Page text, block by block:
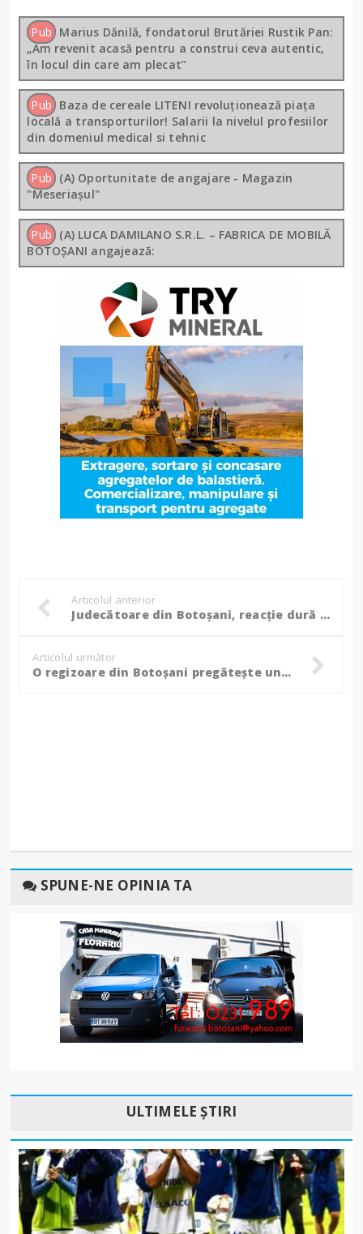
Pub Marius Dănilă, fondatorul Brutăriei Rustik Pan:
„Am revenit acasă pentru a construi ceva autentic,
în locul din care am plecat”
Pub Baza de cereale LITENI revoluționează piața
locală a transporturilor! Salarii la nivelul profesiilor
din domeniul medical si tehnic
Pub (A) Oportunitate de angajare - Magazin
"Meseriașul"
Pub (A) LUCA DAMILANO S.R.L. – FABRICA DE MOBILĂ
BOTOȘANI angajează:
Articolul anterior
Judecătoare din Botoșani, reacție dură după invalidarea candidaturii lui Călin Georgescu: ”Nu meritați nicio secundă…”
Articolul următor
O regizoare din Botoșani pregătește un film despre alegerea noului președinte în România: ”Vom prezenta lucrurile din mai multe perspective!”
SPUNE-NE OPINIA TA
ULTIMELE ȘTIRI